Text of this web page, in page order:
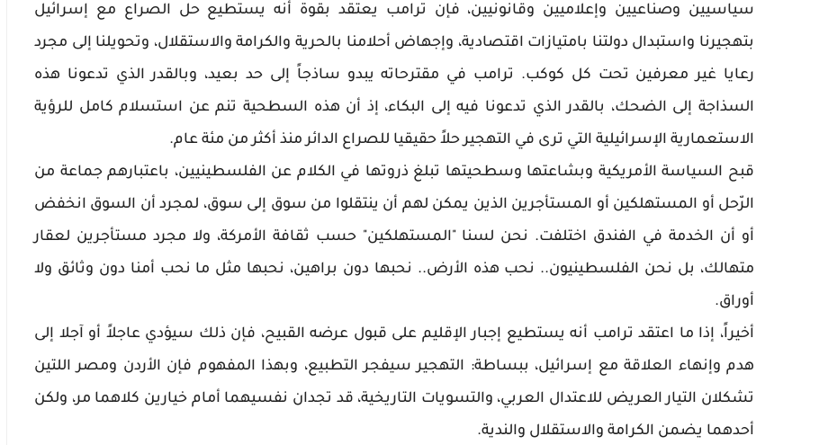
سياسيين وصناعيين وإعلاميين وقانونيين، فإن ترامب يعتقد بقوة أنه يستطيع حل الصراع مع إسرائيل
بتهجيرنا واستبدال دولتنا بامتيازات اقتصادية، وإجهاض أحلامنا بالحرية والكرامة والاستقلال، وتحويلنا إلى مجرد
رعايا غير معرفين تحت كل كوكب. ترامب في مقترحاته يبدو ساذجاً إلى حد بعيد، وبالقدر الذي تدعونا هذه
السذاجة إلى الضحك، بالقدر الذي تدعونا فيه إلى البكاء، إذ أن هذه السطحية تنم عن استسلام كامل للرؤية
الاستعمارية الإسرائيلية التي ترى في التهجير حلاً حقيقيا للصراع الدائر منذ أكثر من مئة عام.
قبح السياسة الأمريكية وبشاعتها وسطحيتها تبلغ ذروتها في الكلام عن الفلسطينيين، باعتبارهم جماعة من
الرّحل أو المستهلكين أو المستأجرين الذين يمكن لهم أن ينتقلوا من سوق إلى سوق، لمجرد أن السوق انخفض
أو أن الخدمة في الفندق اختلفت. نحن لسنا "المستهلكين" حسب ثقافة الأمركة، ولا مجرد مستأجرين لعقار
متهالك، بل نحن الفلسطينيون.. نحب هذه الأرض.. نحبها دون براهين، نحبها مثل ما نحب أمنا دون وثائق ولا
أوراق.
أخيراً، إذا ما اعتقد ترامب أنه يستطيع إجبار الإقليم على قبول عرضه القبيح، فإن ذلك سيؤدي عاجلاً أو آجلا إلى
هدم وإنهاء العلاقة مع إسرائيل، ببساطة: التهجير سيفجر التطبيع، وبهذا المفهوم فإن الأردن ومصر اللتين
تشكلان التيار العريض للاعتدال العربي، والتسويات التاريخية، قد تجدان نفسيهما أمام خيارين كلاهما مر، ولكن
أحدهما يضمن الكرامة والاستقلال والندية.